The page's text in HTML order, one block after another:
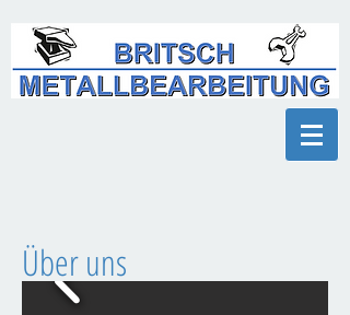
Über uns